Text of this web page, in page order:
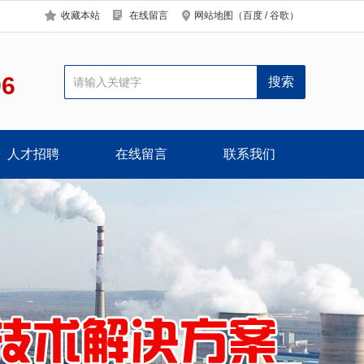
收藏本站 在线留言 网站地图 （百度 /谷歌 ）
人才招聘 在线留言 联系我们